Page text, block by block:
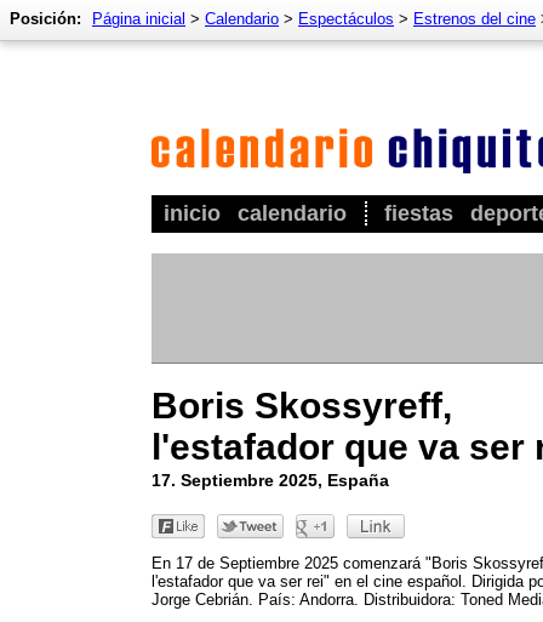
inicio calendario fiestas
Posición: Página inicial > Calendario > Espectáculos > Estrenos del cine
Boris Skossyreff,
l'estafador que va ser
17. Septiembre 2025, España
En 17 de Septiembre 2025 comenzará "Boris
l'estafador que va ser rei" en el cine español. Dirigida
Jorge Cebrián. País: Andorra. Distribuidora: Toned